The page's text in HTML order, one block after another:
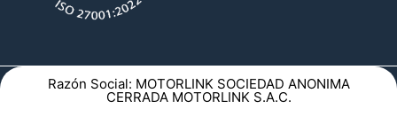
Razón Social: MOTORLINK SOCIEDAD ANONIMA
CERRADA MOTORLINK S.A.C.